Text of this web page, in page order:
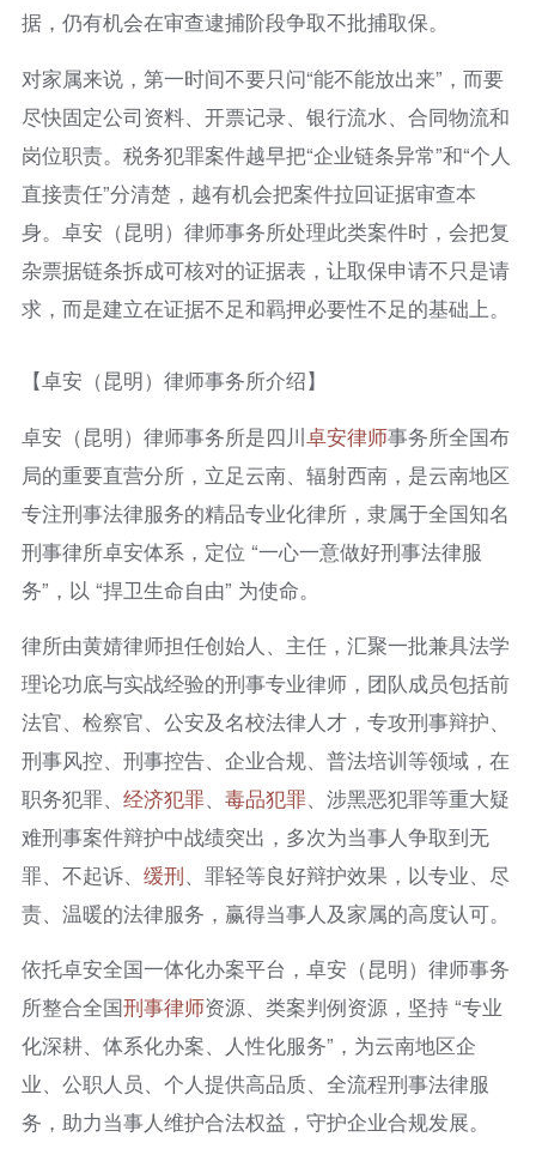
据，仍有机会在审查逮捕阶段争取不批捕取保。
对家属来说，第一时间不要只问“能不能放出来”，而要
尽快固定公司资料、开票记录、银行流水、合同物流和
岗位职责。税务犯罪案件越早把“企业链条异常”和“个人
直接责任”分清楚，越有机会把案件拉回证据审查本
身。卓安（昆明）律师事务所处理此类案件时，会把复
杂票据链条拆成可核对的证据表，让取保申请不只是请
求，而是建立在证据不足和羁押必要性不足的基础上。
【卓安（昆明）律师事务所介绍】
卓安（昆明）律师事务所是四川卓安律师事务所全国布
局的重要直营分所，立足云南、辐射西南，是云南地区
专注刑事法律服务的精品专业化律所，隶属于全国知名
刑事律所卓安体系，定位 “一心一意做好刑事法律服
务”，以 “捍卫生命自由” 为使命。
律所由黄婧律师担任创始人、主任，汇聚一批兼具法学
理论功底与实战经验的刑事专业律师，团队成员包括前
法官、检察官、公安及名校法律人才，专攻刑事辩护、
刑事风控、刑事控告、企业合规、普法培训等领域，在
职务犯罪、 经济犯罪、 毒品犯罪、涉黑恶犯罪等重大疑
难刑事案件辩护中战绩突出，多次为当事人争取到无
罪、不起诉、 缓刑、罪轻等良好辩护效果，以专业、尽
责、温暖的法律服务，赢得当事人及家属的高度认可。
依托卓安全国一体化办案平台，卓安（昆明）律师事务
所整合全国刑事律师资源、类案判例资源，坚持 “专业
化深耕、体系化办案、人性化服务”，为云南地区企
业、公职人员、个人提供高品质、全流程刑事法律服
务，助力当事人维护合法权益，守护企业合规发展。